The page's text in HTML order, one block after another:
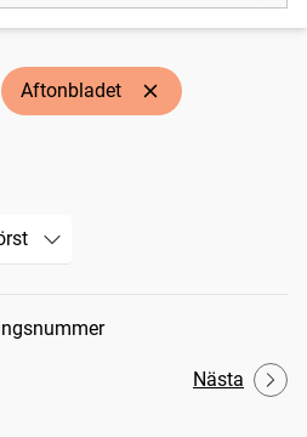
Aftonbladet
Nästa